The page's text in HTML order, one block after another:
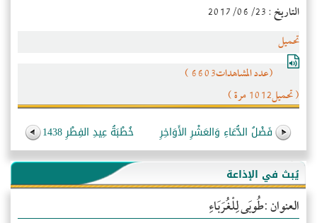
التاريخ : 2017/06/23
تحميل
(عدد المشاهدات6603 )
( تحميل1012 مرة )
فَضْلُ الدُّعَاءِ وَالعَشْرِ الأَوَاخِرِ خُطْبَةُ عِيدِ الفِطْرِ 1438
يُبث في الإذاعة
العنوان :طُوبَى لِلْغُرَبَاءِ